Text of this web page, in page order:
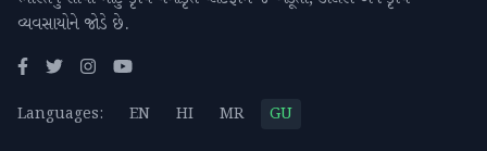
વ્યવસાયોને જોડે છે.
Languages: EN HI MR GU